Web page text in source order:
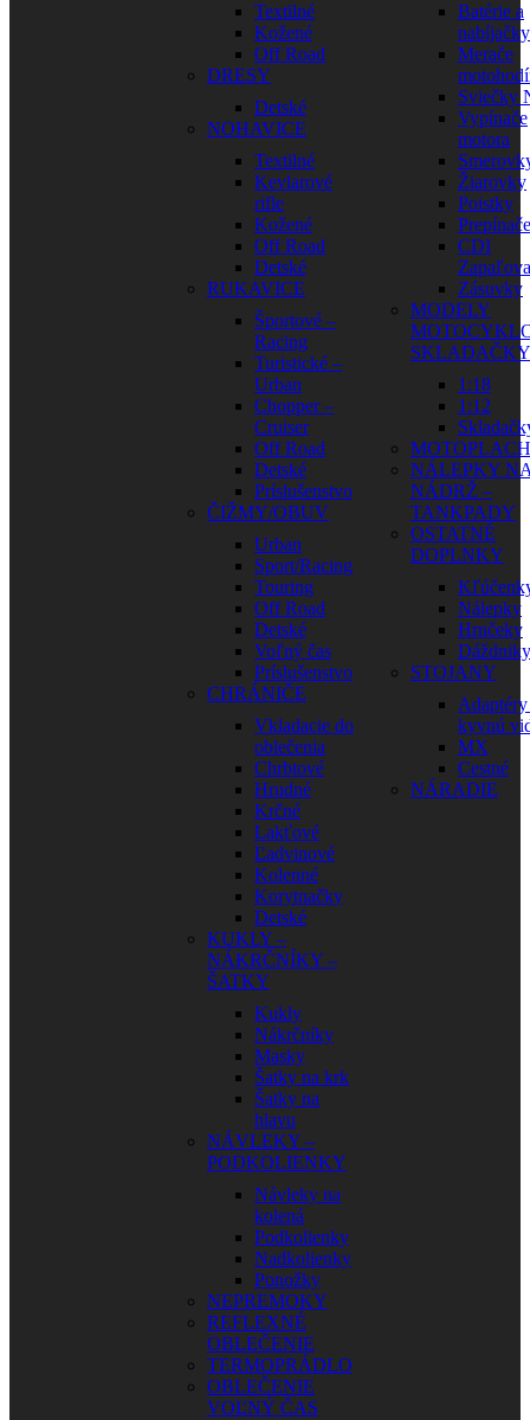
Textilné
Kožené
Off Road
DRESY
Detské
NOHAVICE
Textilné
Kevlarové
rifle
Kožené
Off Road
Detské
RUKAVICE
Športové –
Racing
Turistické –
Urban
Chopper –
Cruiser
Off Road
Detské
Príslušenstvo
ČIŽMY/OBUV
Urban
Sport/Racing
Touring
Off Road
Detské
Voľný čas
Príslušenstvo
CHRÁNIČE
Vkladacie do
oblečenia
Chrbtové
Hrudné
Krčné
Lakťové
Ľadvinové
Kolenné
Korytnačky
Detské
KUKLY –
NÁKRČNÍKY –
ŠATKY
Kukly
Nákrčníky
Masky
Šatky na krk
Šatky na
hlavu
NÁVLEKY –
PODKOLIENKY
Návleky na
kolená
Podkolienky
Nadkolienky
Ponožky
NEPREMOKY
REFLEXNÉ
OBLEČENIE
TERMOPRÁDLO
OBLEČENIE
VOĽNÝ ČAS
Batérie a
nabíjačky
Merače
Sviečky
Vypínače
motora
Žiarovky
Poistky
Prepínače
CDI
Zásuvky
MODELY
SKLADAČKY
1:18
1:12
NÁLEPKY
NÁDRŽ –
TANKPADY
OSTATNÉ
DOPLNKY
Nálepky
Hrnčeky
Dáždniky
STOJANY
kyvnú
MX
Cestné
NÁRADIE